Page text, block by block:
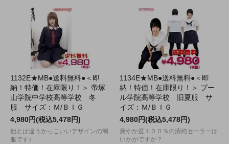
1132E★MB●送料無料●＜即
納！特価！在庫限り！＞ 帝塚
山学院中学校高等学校 冬
服 サイズ：Ｍ/ＢＩＧ
4,980円(税込5,478円)
他とは違うかっこいいデザインの制
服です♪
1134E★MB●送料無料●＜即
納！特価！在庫限り！＞ プー
ル学院高等学校 旧夏服 サ
イズ：Ｍ/ＢＩＧ
4,980円(税込5,478円)
爽やか度１００％の清純セーラーは
いかがですか？